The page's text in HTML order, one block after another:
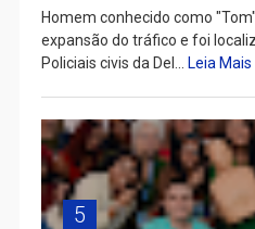
Homem conhecido como
expansão do tráfico e foi
Policiais civis da Del... Leia Mais
5